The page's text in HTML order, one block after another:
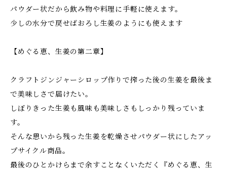
パウダー状だから飲み物や料理に手軽に使えます。
少しの水分で戻せばおろし生姜のようにも使えます
【めぐる恵、生姜の第二章】
クラフトジンジャーシロップ作りで搾った後の生姜を最後ま
で美味しさで届けたい。
しぼりきった生姜も風味も美味しさもしっかり残っていま
す。
そんな思いから残った生姜を乾燥させパウダー状にしたアッ
プサイクル商品。
最後のひとかけらまで余すことなくいただく『めぐる恵、生